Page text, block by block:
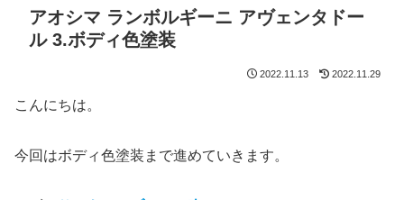
アオシマ ランボルギーニ アヴェンタドー
ル 3.ボディ色塗装
2022.11.13 2022.11.29
こんにちは。
今回はボディ色塗装まで進めていきます。